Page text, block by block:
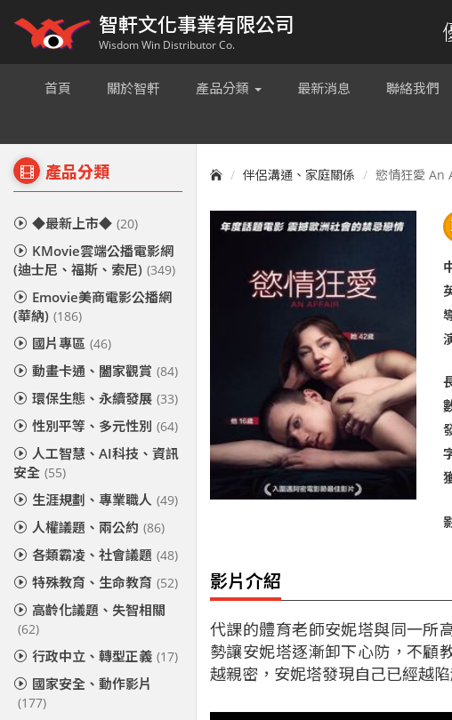
智軒文化事業有限公司
Wisdom Win Distributor Co.
首頁 關於智軒 產品分類 最新消息 聯絡我們
產品分類
◆最新上市◆ (20)
KMovie雲端公播電影網
(迪士尼、福斯、索尼) (349)
Emovie美商電影公播網
(華納) (186)
國片專區 (46)
動畫卡通、闔家觀賞 (84)
環保生態、永續發展 (33)
性別平等、多元性別 (64)
人工智慧、AI科技、資訊
安全 (55)
生涯規劃、專業職人 (49)
人權議題、兩公約 (86)
各類霸凌、社會議題 (48)
特殊教育、生命教育 (52)
高齡化議題、失智相關
(62)
行政中立、轉型正義 (17)
國家安全、動作影片
(177)
伴侶溝通、家庭關係 慾情狂愛 An
影片介紹
代課的體育老師安妮塔與同一所
勢讓安妮塔逐漸卸下心防，不顧
越親密，安妮塔發現自己已經越